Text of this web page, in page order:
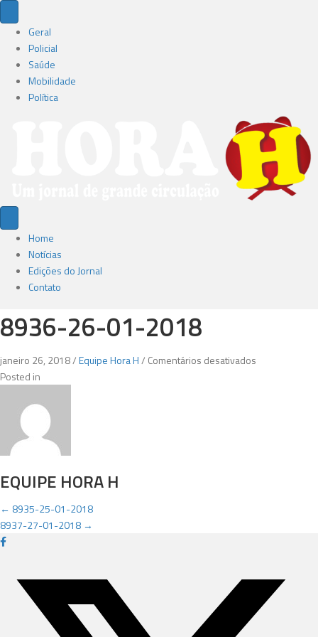
Geral
Policial
Saúde
Mobilidade
Política
Home
Notícias
Edições do Jornal
Contato
8936-26-01-2018
janeiro 26, 2018/Equipe Hora H/ Comentários desativados
Posted in
EQUIPE HORA H
POSTS
NAVIGATION
← 8935-25-01-2018
8937-27-01-2018 →